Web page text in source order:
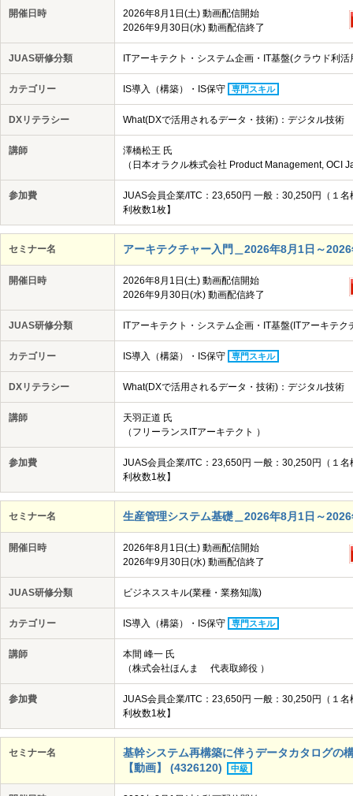
開催日時
2026年8月1日(土) 動画配信開始
2026年9月30日(水) 動画配信終了
JUAS研修分類 ITアーキテクト・システム企画・IT基盤(クラウド利活
カテゴリー IS導入（構築）・IS保守 専門スキル
DXリテラシー What(DXで活用されるデータ・技術)：デジタル技術
講師
澤橋松王 氏
（日本オラクル株式会社 Product Management, OCI
参加費
JUAS会員企業/ITC：23,650円 一般：30,250円（１
利枚数1枚】
セミナー名 アーキテクチャー入門＿2026年8月1日～
開催日時
2026年8月1日(土) 動画配信開始
2026年9月30日(水) 動画配信終了
JUAS研修分類 ITアーキテクト・システム企画・IT基盤(ITアーキテク
カテゴリー IS導入（構築）・IS保守 専門スキル
DXリテラシー What(DXで活用されるデータ・技術)：デジタル技術
講師
天羽正道 氏
（フリーランスITアーキテクト ）
参加費
JUAS会員企業/ITC：23,650円 一般：30,250円（１
利枚数1枚】
セミナー名 生産管理システム基礎＿2026年8月1日～
開催日時
2026年8月1日(土) 動画配信開始
2026年9月30日(水) 動画配信終了
JUAS研修分類 ビジネススキル(業種・業務知識)
カテゴリー IS導入（構築）・IS保守 専門スキル
講師
本間 峰一 氏
（株式会社ほんま 代表取締役 ）
参加費
JUAS会員企業/ITC：23,650円 一般：30,250円（１
利枚数1枚】
セミナー名
基幹システム再構築に伴うデータカタログの
【動画】 (4326120)
中級